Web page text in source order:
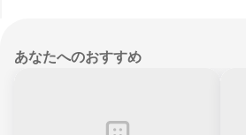
あなたへのおすすめ